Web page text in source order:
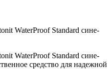
WaterProof Standard сине-
WaterProof Standard сине-
средство для надежной